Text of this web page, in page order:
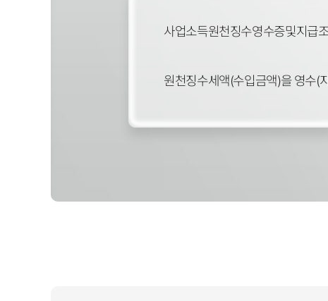
사업소득원천징수영수증및지급
원천징수세액(수입금액)을 영수(